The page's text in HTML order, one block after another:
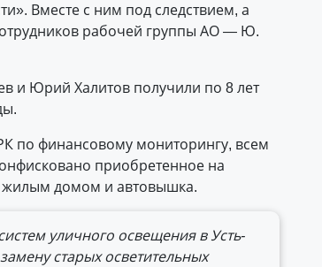
Вместе с ним под следствием, а
рабочей группы АО — Ю.
и Юрий Халитов получили по 8 лет
по финансовому мониторингу, всем
приобретенное на
жилым домом и автовышка.
уличного освещения в Усть-
старых осветительных